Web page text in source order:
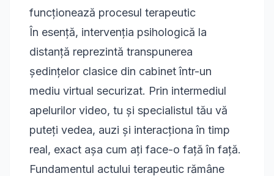
funcționează procesul terapeutic
În esență, intervenția psihologică la
distanță reprezintă transpunerea
ședințelor clasice din cabinet într-un
mediu virtual securizat. Prin intermediul
apelurilor video, tu și specialistul tău vă
puteți vedea, auzi și interacționa în timp
real, exact așa cum ați face-o față în față.
Fundamentul actului terapeutic rămâne